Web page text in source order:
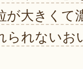
が大きくて
られないお